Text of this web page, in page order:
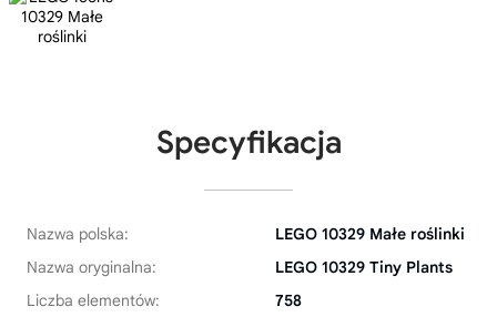
Specyfikacja
Nazwa polska:
LEGO 10329 Małe roślinki
Nazwa oryginalna:
LEGO 10329 Tiny Plants
Liczba elementów:
758